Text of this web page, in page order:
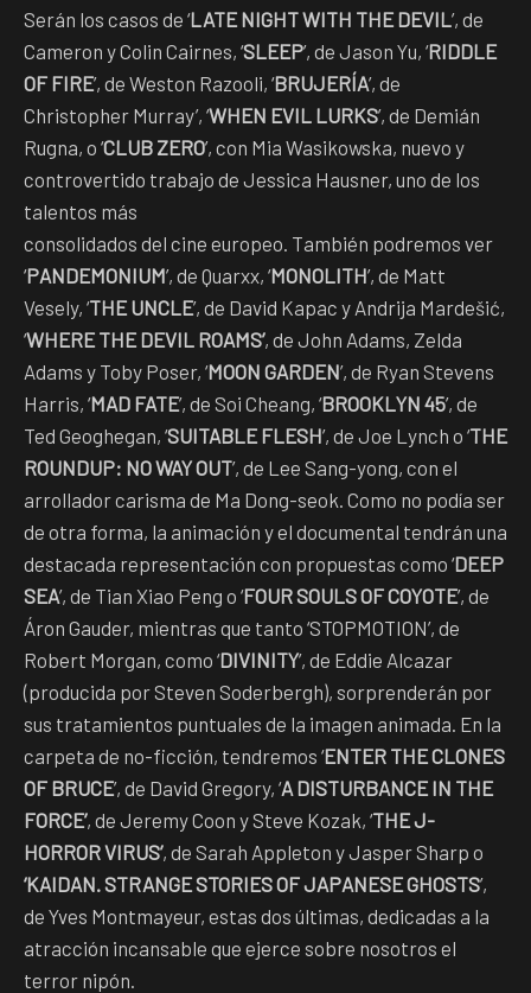
Serán los casos de ‘LATE NIGHT WITH THE DEVIL’, de
Cameron y Colin Cairnes, ‘SLEEP’, de Jason Yu, ‘RIDDLE
OF FIRE’, de Weston Razooli, ‘BRUJERÍA’, de
Christopher Murray’, ‘WHEN EVIL LURKS’, de Demián
Rugna, o ‘CLUB ZERO’, con Mia Wasikowska, nuevo y
controvertido trabajo de Jessica Hausner, uno de los
talentos más
consolidados del cine europeo. También podremos ver
‘PANDEMONIUM’, de Quarxx, ‘MONOLITH’, de Matt
Vesely, ‘THE UNCLE’, de David Kapac y Andrija Mardešić,
‘WHERE THE DEVIL ROAMS’, de John Adams, Zelda
Adams y Toby Poser, ‘MOON GARDEN’, de Ryan Stevens
Harris, ‘MAD FATE’, de Soi Cheang, ‘BROOKLYN 45’, de
Ted Geoghegan, ‘SUITABLE FLESH’, de Joe Lynch o ‘THE
ROUNDUP: NO WAY OUT’, de Lee Sang-yong, con el
arrollador carisma de Ma Dong-seok. Como no podía ser
de otra forma, la animación y el documental tendrán una
destacada representación con propuestas como ‘DEEP
SEA’, de Tian Xiao Peng o ‘FOUR SOULS OF COYOTE’, de
Áron Gauder, mientras que tanto ‘STOPMOTION’, de
Robert Morgan, como ‘DIVINITY’, de Eddie Alcazar
(producida por Steven Soderbergh), sorprenderán por
sus tratamientos puntuales de la imagen animada. En la
carpeta de no-ficción, tendremos ‘ENTER THE CLONES
OF BRUCE’, de David Gregory, ‘A DISTURBANCE IN THE
FORCE’, de Jeremy Coon y Steve Kozak, ‘THE J-
HORROR VIRUS’, de Sarah Appleton y Jasper Sharp o
‘KAIDAN. STRANGE STORIES OF JAPANESE GHOSTS’,
de Yves Montmayeur, estas dos últimas, dedicadas a la
atracción incansable que ejerce sobre nosotros el
terror nipón.